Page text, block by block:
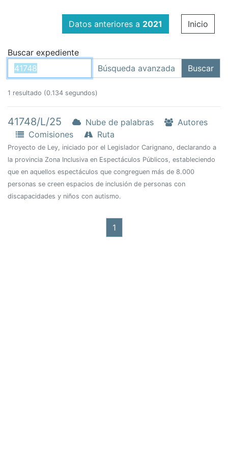
Datos anteriores a 2021 Inicio
Buscar expediente
1 resultado (0.134 segundos)
41748/L/25 Nube de palabras
Autores
Comisiones
Ruta
Proyecto de Ley, iniciado por el Legislador Carignano, declarando a
la provincia Zona Inclusiva en Espectáculos Públicos, estableciendo
que en aquellos espectáculos que congreguen más de 8.000
personas se creen espacios de inclusión de personas con
discapacidades y niños con autismo.
1